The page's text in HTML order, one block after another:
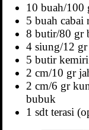
10 buah/100
5 buah cabai
8 butir/80 gr
4 siung/12
5 butir kemiri
2 cm/10 gr
2 cm/6 gr
bubuk
1 sdt terasi